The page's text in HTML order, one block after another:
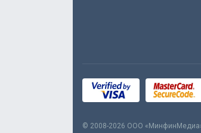
© 2008-2026 ООО